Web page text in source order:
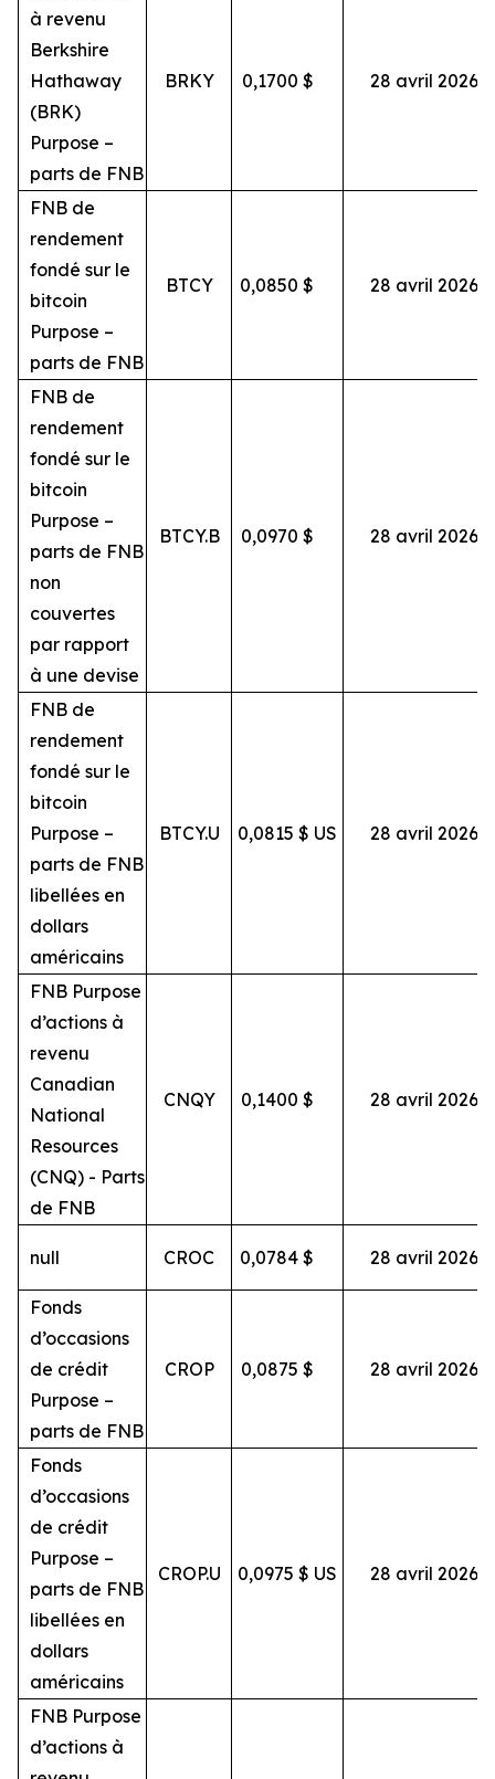
à revenu
Berkshire
Hathaway
(BRK)
Purpose –
parts de FNB
BRKY 0,1700 $ 28 avril 2026
FNB de
rendement
fondé sur le
bitcoin
Purpose –
parts de FNB
BTCY 0,0850 $ 28 avril 2026
FNB de
rendement
fondé sur le
bitcoin
Purpose –
parts de FNB
non
couvertes
par rapport
à une devise
BTCY.B 0,0970 $ 28 avril 2026
FNB de
rendement
fondé sur le
bitcoin
Purpose –
parts de FNB
libellées en
dollars
américains
BTCY.U 0,0815 $ US 28 avril 2026
FNB Purpose
d’actions à
revenu
Canadian
National
Resources
(CNQ) - Parts
de FNB
CNQY 0,1400 $ 28 avril 2026
null CROC 0,0784 $ 28 avril 2026
Fonds
d’occasions
de crédit
Purpose –
parts de FNB
CROP 0,0875 $ 28 avril 2026
Fonds
d’occasions
de crédit
Purpose –
parts de FNB
libellées en
dollars
américains
CROP.U 0,0975 $ US 28 avril 2026
FNB Purpose
d’actions à